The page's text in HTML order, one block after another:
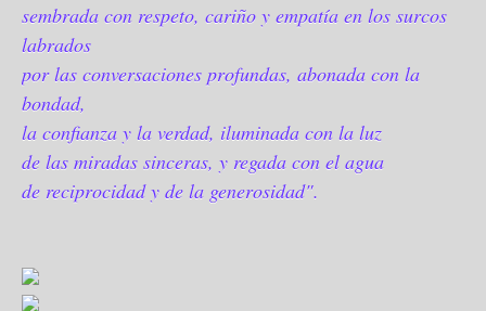
sembrada con respeto, cariño y empatía en los surcos
labrados
por las conversaciones profundas, abonada con la
bondad,
la confianza y la verdad, iluminada con la luz
de las miradas sinceras, y regada con el agua
de reciprocidad y de la generosidad".